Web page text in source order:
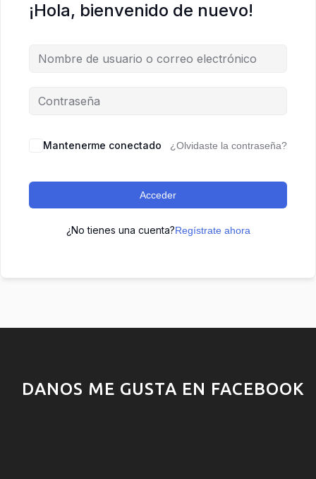
¡Hola, bienvenido de nuevo!
Mantenerme conectado ¿Olvidaste la contraseña?
Acceder
¿No tienes una cuenta?Regístrate ahora
DANOS ME GUSTA EN FACEBOOK